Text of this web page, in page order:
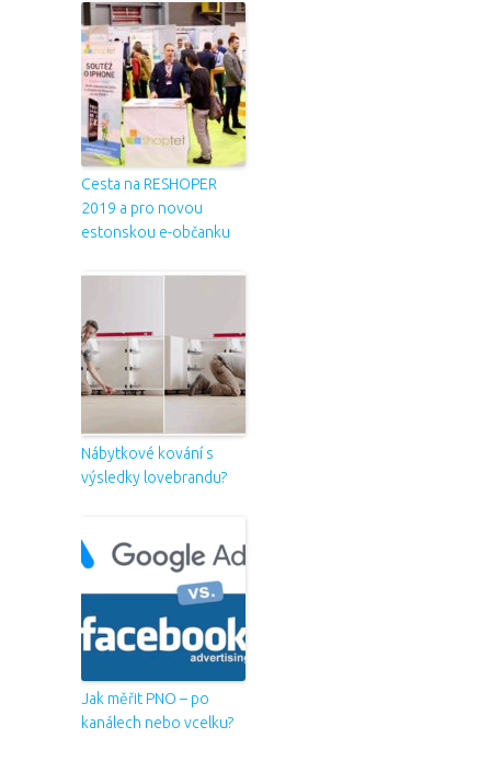
Cesta na RESHOPER
2019 a pro novou
estonskou e-občanku
Nábytkové kování s
výsledky lovebrandu?
Jak měřit PNO – po
kanálech nebo vcelku?